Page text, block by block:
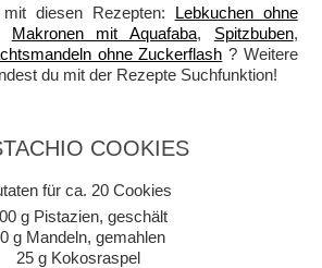
diesen Rezepten: Lebkuchen ohne
Makronen mit Aquafaba, Spitzbuben,
ohne Zuckerflash ? Weitere
du mit der Rezepte Suchfunktion!
COOKIES
für ca. 20 Cookies
g Pistazien, geschält
g Mandeln, gemahlen
25 g Kokosraspel